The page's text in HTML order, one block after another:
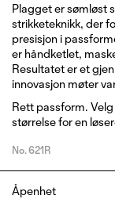
Plagget er sømløst
strikketeknikk, der
presisjon i
er håndketlet,
Resultatet er et
innovasjon møter
Rett passform.
størrelse for en
No.621R
Åpenhet